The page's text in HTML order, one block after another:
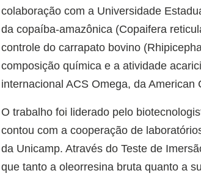
colaboração com a Universidade
da copaíba-amazônica (Copaifera
controle do carrapato bovino
composição química e a atividade
internacional ACS Omega, da American
O trabalho foi liderado pelo
contou com a cooperação de
da Unicamp. Através do Teste de
que tanto a oleorresina bruta quanto a